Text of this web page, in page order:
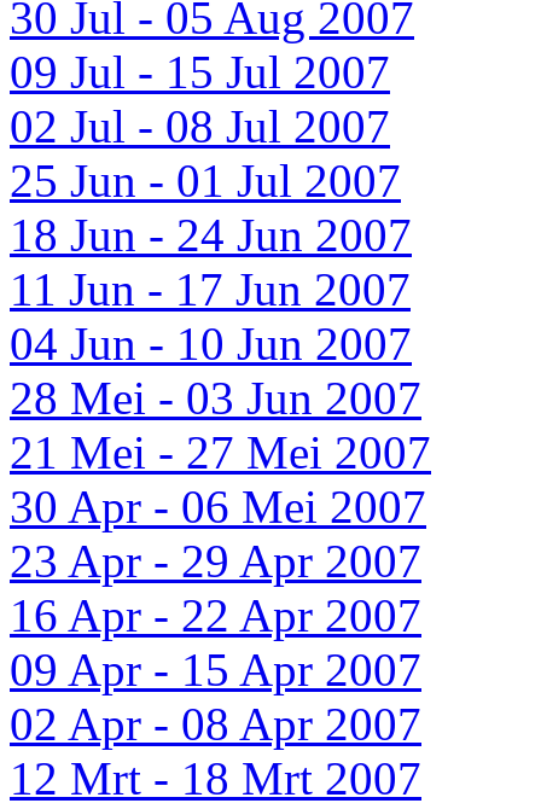
30 Jul - 05 Aug 2007
09 Jul - 15 Jul 2007
02 Jul - 08 Jul 2007
25 Jun - 01 Jul 2007
18 Jun - 24 Jun 2007
11 Jun - 17 Jun 2007
04 Jun - 10 Jun 2007
28 Mei - 03 Jun 2007
21 Mei - 27 Mei 2007
30 Apr - 06 Mei 2007
23 Apr - 29 Apr 2007
16 Apr - 22 Apr 2007
09 Apr - 15 Apr 2007
02 Apr - 08 Apr 2007
12 Mrt - 18 Mrt 2007